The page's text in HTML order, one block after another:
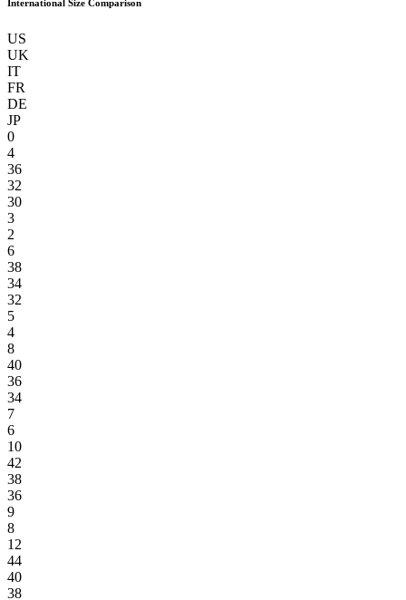
International Size Comparison
US
UK
IT
FR
DE
JP
0
4
36
32
30
3
2
6
38
34
32
5
4
8
40
36
34
7
6
10
42
38
36
9
8
12
44
40
38